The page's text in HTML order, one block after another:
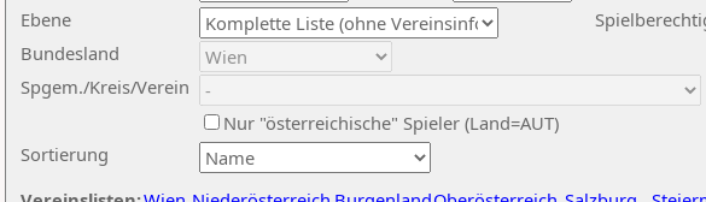
Ebene
Sortierung
Bundesland
Spgem./Kreis/Verein
Nur "österreichische" Spieler (Land=AUT)